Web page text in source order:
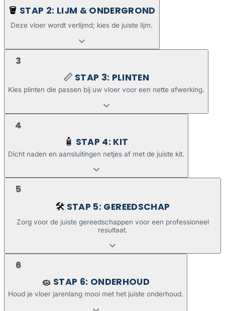
🪣 STAP 2: LIJM & ONDERGROND
Deze vloer wordt verlijmd; kies de juiste lijm.
3
📏 STAP 3: PLINTEN
Kies plinten die passen bij uw vloer voor een nette afwerking.
4
🧴 STAP 4: KIT
Dicht naden en aansluitingen netjes af met de juiste kit.
5
🛠️ STAP 5: GEREEDSCHAP
Zorg voor de juiste gereedschappen voor een professioneel
resultaat.
6
🧽 STAP 6: ONDERHOUD
Houd je vloer jarenlang mooi met het juiste onderhoud.